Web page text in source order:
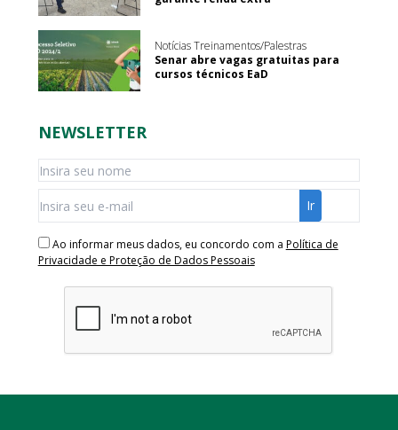
Notícias Treinamentos/Palestras
Senar abre vagas gratuitas para
cursos técnicos EaD
NEWSLETTER
Ao informar meus dados, eu concordo com a Política de
Privacidade e Proteção de Dados Pessoais